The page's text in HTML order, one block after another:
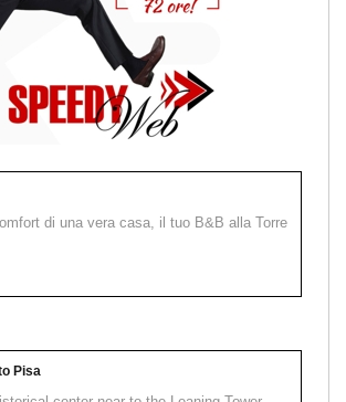
di una vera casa, il tuo B&B alla Torre
Pisa